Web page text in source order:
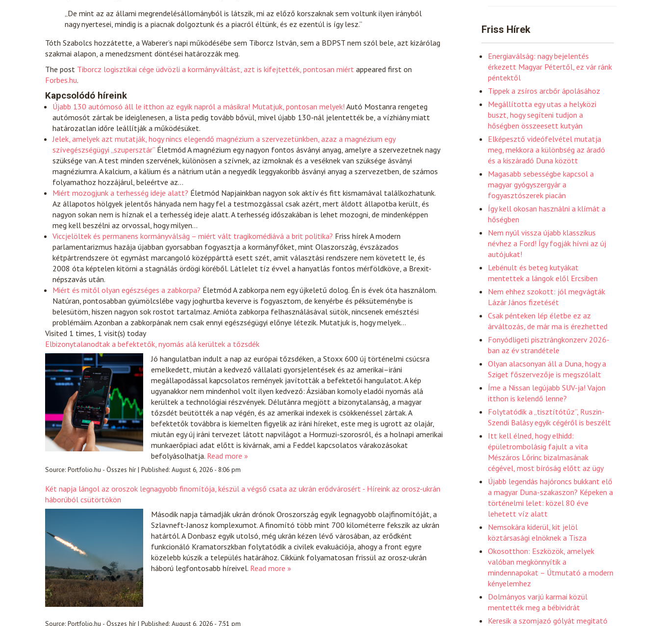
„De mint az az állami megrendelésállományból is látszik, mi az előző korszaknak sem voltunk ilyen irányból
nagy nyertesei, mindig is a piacnak dolgoztunk és a piacról éltünk, és ez ezentúl is így lesz.”
Tóth Szabolcs hozzátette, a Waberer’s napi működésébe sem Tiborcz István, sem a BDPST nem szól bele, azt kizárólag
szakmai alapon, a menedzsment döntései határozzák meg.
The post Tiborcz logisztikai cége üdvözli a kormányváltást, azt is kifejtették, pontosan miért appeared first on
Forbes.hu.
Kapcsolódó híreink
Újabb 130 autómosó áll le itthon az egyik napról a másikra! Mutatjuk, pontosan melyek! Autó Mostanra rengeteg
autómosót zártak be ideiglenesen, a lista pedig tovább bővül, mivel újabb 130-nál jelentették be, a vízhiány miatt
határozatlan időre leállítják a működésüket.
Jelek, amelyek azt mutatják, hogy nincs elegendő magnézium a szervezetünkben, azaz a magnézium egy
szívegészségügyi „szupersztár” Életmód A magnézium egy nagyon fontos ásványi anyag, amelyre a szervezetnek nagy
szüksége van. A test minden szervének, különösen a szívnek, az izmoknak és a veséknek van szüksége ásványi
magnéziumra. A kalcium, a kálium és a nátrium után a negyedik leggyakoribb ásványi anyag a szervezetben, de számos
folyamathoz hozzájárul, beleértve az…
Miért mozogjunk a terhesség ideje alatt? Életmód Napjainkban nagyon sok aktív és fitt kismamával találkozhatunk.
Az állapotos hölgyek jelentős hányada nem hagy fel a testmozgással csak azért, mert áldott állapotba került, és
nagyon sokan nem is híznak el a terhesség ideje alatt. A terhesség időszakában is lehet mozogni, de mindenképpen
meg kell beszélni az orvossal, hogy milyen…
Viccjelöltek és permanens kormányválság – miért vált tragikomédiává a brit politika? Friss hírekA modern
parlamentarizmus hazája újabban gyorsabban fogyasztja a kormányfőket, mint Olaszország, évszázados
kétpártrendszere öt egymást marcangoló középpárttá esett szét, amit választási rendszere nem követett le, és
2008 óta képtelen kitörni a stagnálás ördögi köréből. Látlelet tíz évvel a hanyatlás fontos mérföldköve, a Brexit-
népszavás után.
Miért és mitől olyan egészséges a zabkorpa? Életmód A zabkorpa nem egy újkeletű dolog. Én is évek óta használom.
Natúran, pontosabban gyümölcslébe vagy joghurtba keverve is fogyasztom, de kenyérbe és péksüteménybe is
belesütöm, hiszen nagyon sok rostot tartalmaz. Amióta zabkorpa felhasználásával sütök, nincsenek emésztési
problémáim. Azonban a zabkorpának nem csak ennyi egészségügyi előnye létezik. Mutatjuk is, hogy melyek…
Visited 1 times, 1 visit(s) today
Elbizonytalanodtak a befektetők, nyomás alá kerültek a tőzsdék
Jó hangulatban indult a nap az európai tőzsdéken, a Stoxx 600 új történelmi csúcsra
emelkedett, miután a kedvező vállalati gyorsjelentések és az amerikai–iráni
megállapodással kapcsolatos remények javították a befektetői hangulatot. A kép
ugyanakkor nem mindenhol volt ilyen kedvező: Ázsiában komoly eladói nyomás alá
kerültek a technológiai részvények. Délutánra megjött a bizonytalanság, a magyar
tőzsdét beütötték a nap végén, és az amerikai indexek is csökkenéssel zártak. A
befektetők továbbra is kiemelten figyelik az iráni híreket, este meg is ugrott az olajár,
miután egy új iráni tervezet látott napvilágot a Hormuzi-szorosról, és a holnapi amerikai
munkaerőpiaci adat előtt is kivárnak, ami a Feddel kapcsolatos várakozásokat
befolyásolhatja. Read more »
Source: Portfolio.hu - Összes hír| Published: August 6, 2026 - 8:06 pm
Két napja lángol az oroszok legnagyobb finomítója, készül a végső csata az ukrán erődvárosért - Híreink az orosz-ukrán
háborúból csütörtökön
Második napja támadják ukrán drónok Oroszország egyik legnagyobb olajfinomítóját, a
Szlavneft-Janosz komplexumot. A finomító több mint 700 kilométerre fekszik az ukrán
határtól. A Donbasz egyik utolsó, még ukrán kézen lévő városában, az erődként
funkcionáló Kramatorszkban folytatódik a civilek evakuációja, ahogy a front egyre
közelebb kúszik a település határához. Cikkünk folyamatosan frissül az orosz-ukrán
háború legfontosabb híreivel. Read more »
Source: Portfolio.hu - Összes hír| Published: August 6, 2026 - 7:51 pm
Friss Hírek
Energiaválság: nagy bejelentés
érkezett Magyar Pétertől, ez vár ránk
péntektől
Tippek a zsíros arcbőr ápolásához
Megállította egy utas a helyközi
buszt, hogy segíteni tudjon a
hőségben összeesett kutyán
Elképesztő videófelvétel mutatja
meg, mekkora a különbség az áradó
és a kiszáradó Duna között
Magasabb sebességbe kapcsol a
magyar gyógyszergyár a
fogyasztószerek piacán
Így kell okosan használni a klímát a
hőségben
Nem nyúl vissza újabb klasszikus
névhez a Ford! Így fogják hívni az új
autójukat!
Lebénult és beteg kutyákat
mentettek a lángok elől Ercsiben
Nem ehhez szokott: jól megvágták
Lázár János fizetését
Csak pénteken lép életbe ez az
árváltozás, de már ma is érezhetted
Fonyódligeti pisztrángkonzerv 2026-
ban az év strandétele
Olyan alacsonyan áll a Duna, hogy a
Sziget főszervezője is megszólalt
Íme a Nissan legújabb SUV-ja! Vajon
itthon is kelendő lenne?
Folytatódik a „tisztítótűz”, Ruszin-
Szendi Balásy egyik cégéről is beszélt
Itt kell élned, hogy elhidd:
épületrombolásig fajult a vita
Mészáros Lőrinc bizalmasának
cégével, most bíróság előtt az ügy
Újabb legendás hajóroncs bukkant elő
a magyar Duna-szakaszon? Képeken a
történelmi lelet: közel 80 éve
lehetett víz alatt
Nemsokára kiderül, kit jelöl
köztársasági elnöknek a Tisza
Okosotthon: Eszközök, amelyek
valóban megkönnyítik a
mindennapokat – Útmutató a modern
kényelemhez
Dolmányos varjú karmai közül
mentették meg a bébividrát
Keresik a szomjazó gólyát megitató